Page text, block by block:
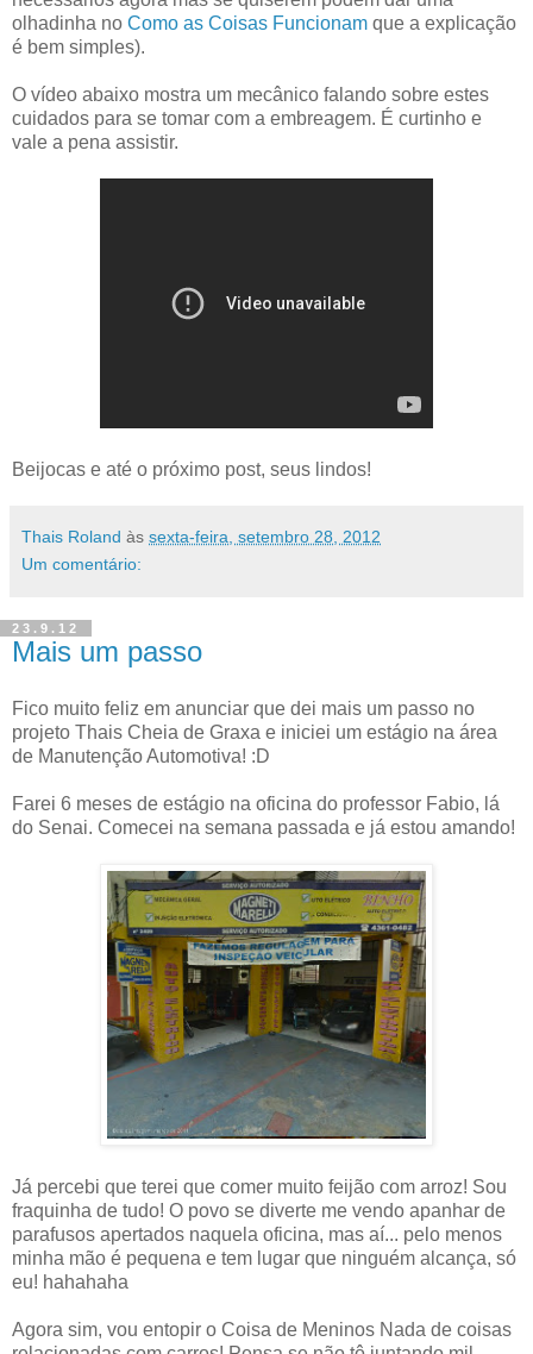
olhadinha no Como as Coisas Funcionam que a explicação
é bem simples).
O vídeo abaixo mostra um mecânico falando sobre estes
cuidados para se tomar com a embreagem. É curtinho e
vale a pena assistir.
Beijocas e até o próximo post, seus lindos!
Thais Roland às sexta-feira, setembro 28, 2012
Um comentário:
23.9.12
Mais um passo
Fico muito feliz em anunciar que dei mais um passo no
projeto Thais Cheia de Graxa e iniciei um estágio na área
de Manutenção Automotiva! :D
Farei 6 meses de estágio na oficina do professor Fabio, lá
do Senai. Comecei na semana passada e já estou amando!
Já percebi que terei que comer muito feijão com arroz! Sou
fraquinha de tudo! O povo se diverte me vendo apanhar de
parafusos apertados naquela oficina, mas aí... pelo menos
minha mão é pequena e tem lugar que ninguém alcança, só
eu! hahahaha
Agora sim, vou entopir o Coisa de Meninos Nada de coisas